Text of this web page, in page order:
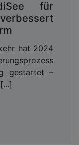
für
hat 2024
gestartet –